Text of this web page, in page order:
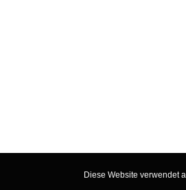
Diese Website verwendet